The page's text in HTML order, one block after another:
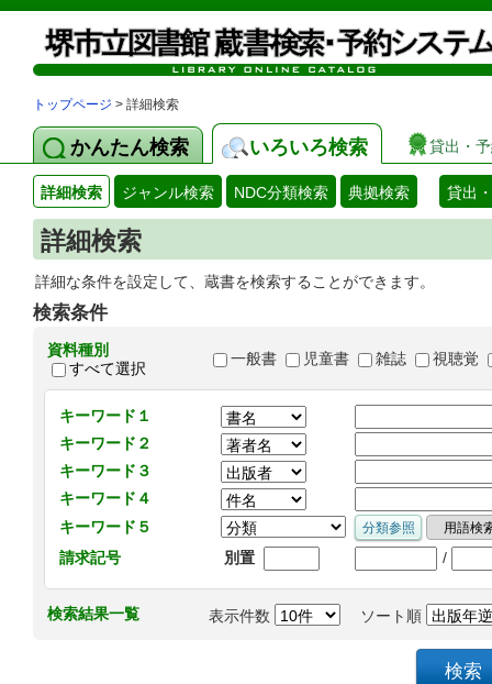
トップページ > 詳細検索
かんたん検索 いろいろ検索 貸出・
詳細検索 ジャンル検索 NDC分類検索 典拠検索 貸出
詳細検索
詳細な条件を設定して、蔵書を検索することができます。
検索条件
資料種別
すべて選択
一般書 児童書 雑誌 視聴覚
キーワード１
キーワード２
キーワード３
キーワード４
キーワード５
請求記号
別置 /
検索結果一覧 表示件数 ソート順